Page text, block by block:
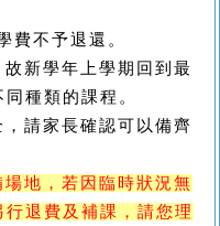
費不予退還。
新學年上學期回到最
種類的課程。
請家長確認可以備齊
地，若因臨時狀況無
退費及補課，請您理